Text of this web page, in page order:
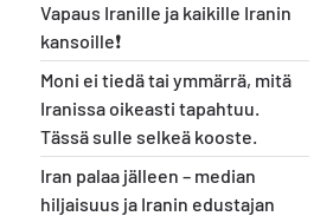
Vapaus Iranille ja kaikille Iranin
kansoille❗️
Moni ei tiedä tai ymmärrä, mitä
Iranissa oikeasti tapahtuu.
Tässä sulle selkeä kooste.
Iran palaa jälleen – median
hiljaisuus ja Iranin edustajan